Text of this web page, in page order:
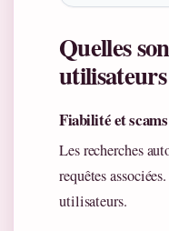
Quelles
Fiabilité et scams
Les recherches
requêtes
utilisateurs.